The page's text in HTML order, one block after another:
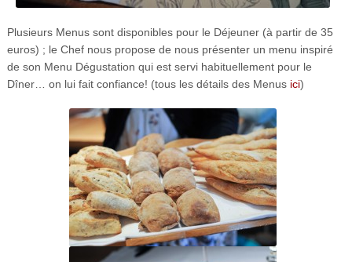
Plusieurs Menus sont disponibles pour le Déjeuner (à partir de 35
euros) ; le Chef nous propose de nous présenter un menu inspiré
de son Menu Dégustation qui est servi habituellement pour le
Dîner… on lui fait confiance! (tous les détails des Menus ici)